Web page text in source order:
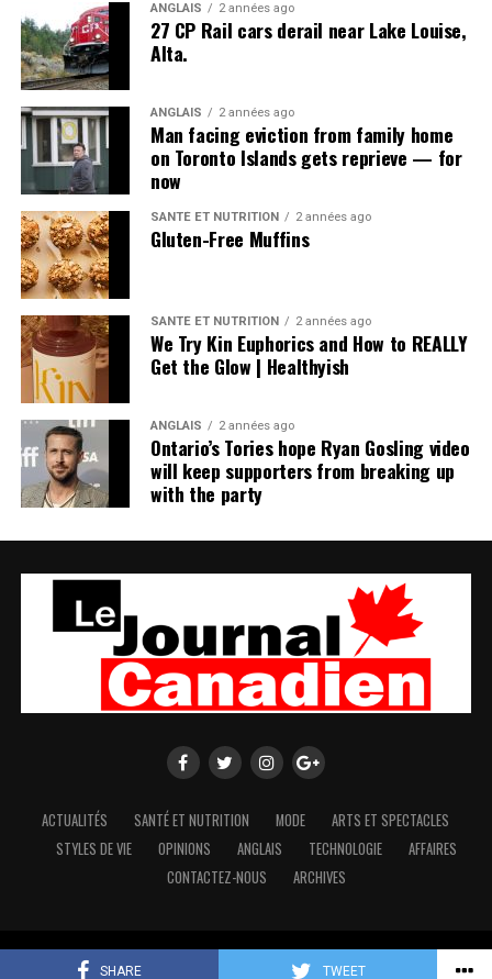
SHARE TWEET
Post Views: 627
ANGLAIS 2 années ago
27 CP Rail cars derail near Lake Louise,
Alta.
ANGLAIS 2 années ago
Man facing eviction from family home
on Toronto Islands gets reprieve — for
now
SANTÉ ET NUTRITION 2 années ago
Gluten-Free Muffins
SANTÉ ET NUTRITION 2 années ago
We Try Kin Euphorics and How to REALLY
Get the Glow | Healthyish
ANGLAIS 2 années ago
Ontario’s Tories hope Ryan Gosling video
will keep supporters from breaking up
with the party
ACTUALITÉS SANTÉ ET NUTRITION MODE
ARTS ET SPECTACLES
STYLES DE VIE
OPINIONS ANGLAIS TECHNOLOGIE
AFFAIRES
CONTACTEZ-NOUS
ARCHIVES
Copyright © 2018 by The Canadian Journal. All rights reserved.